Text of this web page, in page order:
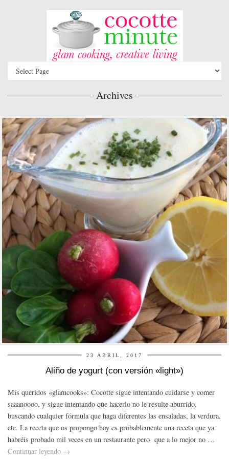
Archives
23 ABRIL, 2017
Aliño de yogurt (con versión «light»)
Mis queridos «glamcooks»: Cocotte sigue intentando cuidarse y comer
saaanoooo, y sigue intentando que hacerlo no le resulte aburrido,
buscando cualquier fórmula que haga diferentes las ensaladas, la verdura,
etc. La receta que os propongo hoy es probablemente una receta que ya
habréis probado mil veces en un restaurante pero que a lo mejor no …
Continuar leyendo →